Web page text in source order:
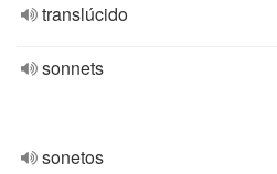
translúcido
sonnets
sonetos